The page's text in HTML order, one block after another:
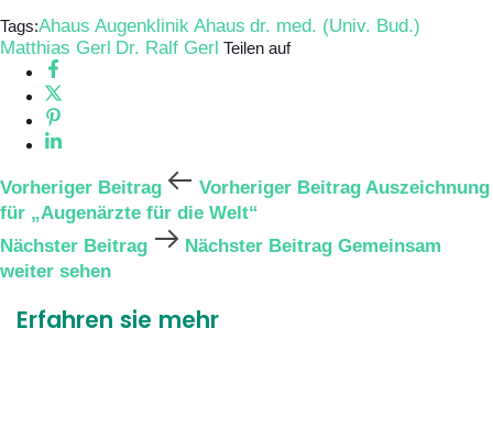
Tags:Ahaus Augenklinik Ahaus dr. med. (Univ. Bud.)
Matthias Gerl Dr. Ralf Gerl Teilen auf
Vorheriger Beitrag Vorheriger Beitrag Auszeichnung
für „Augenärzte für die Welt“
Nächster Beitrag
Nächster Beitrag Gemeinsam
weiter sehen
Erfahren sie mehr